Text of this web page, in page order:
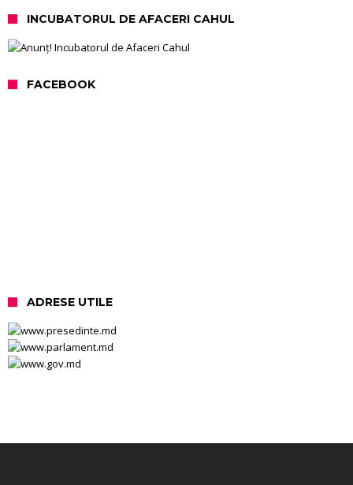
INCUBATORUL DE AFACERI CAHUL
FACEBOOK
ADRESE UTILE